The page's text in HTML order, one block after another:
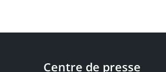
Centre de presse